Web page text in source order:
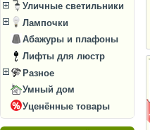
Уличные светильники
Лампочки
Абажуры и плафоны
Лифты для люстр
Разное
Умный дом
Уценённые товары